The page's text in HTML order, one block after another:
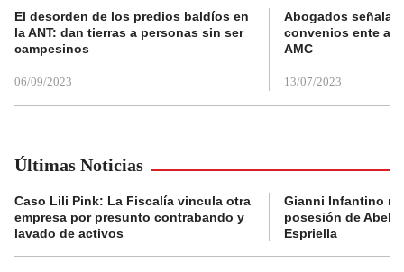
El desorden de los predios baldíos en
la ANT: dan tierras a personas sin ser
campesinos
06/09/2023
Abogados
convenios ente
AMC
13/07/2023
Últimas Noticias
Caso Lili Pink: La Fiscalía vincula otra
empresa por presunto contrabando y
lavado de activos
Gianni Infantino
posesión de
Espriella